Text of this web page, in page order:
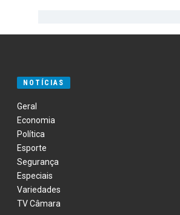
NOTÍCIAS
Geral
Economia
Política
Esporte
Segurança
Especiais
Variedades
TV Câmara